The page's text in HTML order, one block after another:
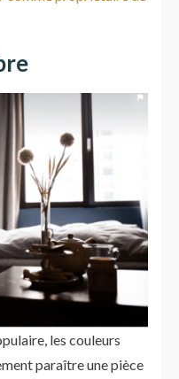
les couleurs
paraître une pièce